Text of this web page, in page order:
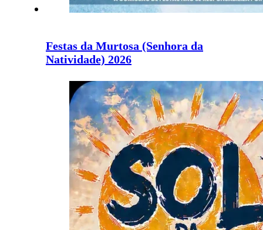
Festas da Murtosa (Senhora da
Natividade) 2026